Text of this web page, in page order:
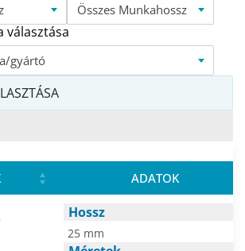
Összes Munkahossz
választása
gyártó
ADATOK
Hossz
25 mm